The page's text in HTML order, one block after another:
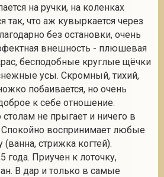
на ручки, на коленках
так, что аж кувыркается через
без остановки, очень
внешность - плюшевая
бесподобные круглые щёчки
усы. Скромный, тихий,
побаивается, но очень
к себе отношение.
не прыгает и ничего в
Спокойно воспринимает любые
стрижка когтей).
года. Приучен к лоточку,
В дар и только в самые